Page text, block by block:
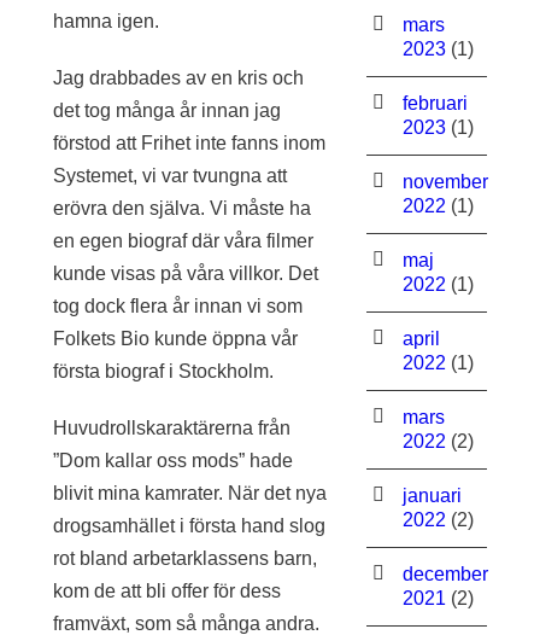
hamna igen.
Jag drabbades av en kris och
det tog många år innan jag
förstod att Frihet inte fanns inom
Systemet, vi var tvungna att
erövra den själva. Vi måste ha
en egen biograf där våra filmer
kunde visas på våra villkor. Det
tog dock flera år innan vi som
Folkets Bio kunde öppna vår
första biograf i Stockholm.
Huvudrollskaraktärerna från
”Dom kallar oss mods” hade
blivit mina kamrater. När det nya
drogsamhället i första hand slog
rot bland arbetarklassens barn,
kom de att bli offer för dess
framväxt, som så många andra.
mars
2023 (1)
februari
2023 (1)
november
2022 (1)
maj
2022 (1)
april
2022 (1)
mars
2022 (2)
januari
2022 (2)
december
2021 (2)